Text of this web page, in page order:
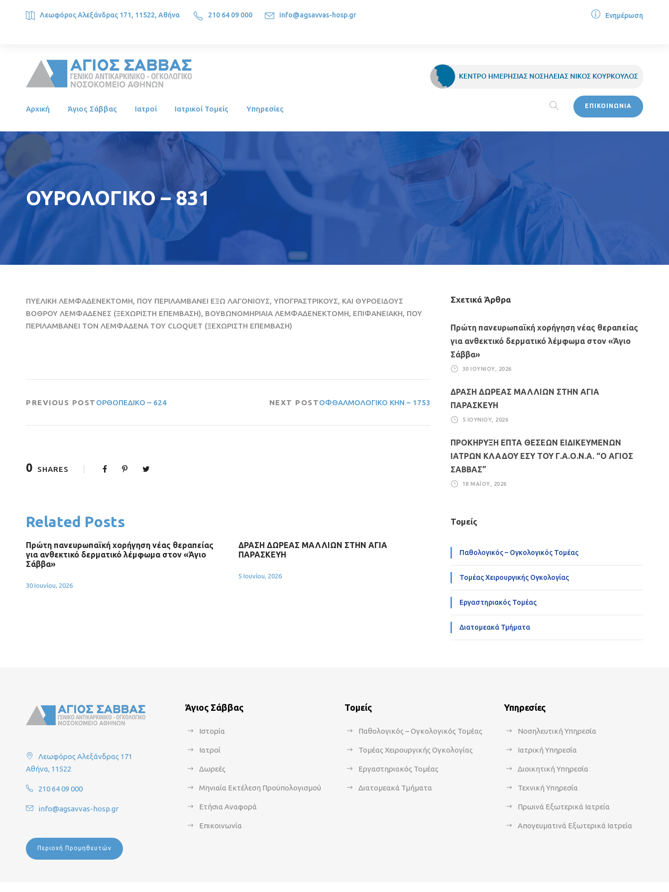
Λεωφόρος Αλεξάνδρας 171, 11522, Αθήνα 210 64 09 000 info@agsavvas-hosp.gr Ενημέρωση
Αρχική Άγιος Σάββας Ιατροί Ιατρικοί Τομείς Υπηρεσίες ΕΠΙΚΟΙΝΩΝΙΑ
ΟΥΡΟΛΟΓΙΚΟ – 831
ΠΥΕΛΙΚΗ ΛΕΜΦΑΔΕΝΕΚΤΟΜΗ, ΠΟΥ ΠΕΡΙΛΑΜΒΑΝΕΙ ΕΞΩ ΛΑΓΟΝΙΟΥΣ, ΥΠΟΓΡΑΣΤΡΙΚΟΥΣ, ΚΑΙ ΘΥΡΟΕΙΔΟΥΣ
ΒΟΘΡΟΥ ΛΕΜΦΑΔΕΝΕΣ (ΞΕΧΩΡΙΣΤΗ ΕΠΕΜΒΑΣΗ), ΒΟΥΒΩΝΟΜΗΡΙΑΙΑ ΛΕΜΦΑΔΕΝΕΚΤΟΜΗ, ΕΠΙΦΑΝΕΙΑΚΗ, ΠΟΥ
ΠΕΡΙΛΑΜΒΑΝΕΙ ΤΟΝ ΛΕΜΦΑΔΕΝΑ ΤΟΥ CLOQUET (ΞΕΧΩΡΙΣΤΗ ΕΠΕΜΒΑΣΗ)
PREVIOUS POST ΟΡΘΟΠΕΔΙΚΟ – 624 NEXT POSTΟΦΘΑΛΜΟΛΟΓΙΚΟ ΚΗΝ – 1753
0 SHARES
Related Posts
Πρώτη πανευρωπαϊκή χορήγηση νέας θεραπείας
για ανθεκτικό δερματικό λέμφωμα στον «Άγιο
Σάββα»
30 Ιουνίου, 2026
ΔΡΑΣΗ ΔΩΡΕΑΣ ΜΑΛΛΙΩΝ ΣΤΗΝ ΑΓΙΑ
ΠΑΡΑΣΚΕΥΗ
5 Ιουνίου, 2026
Σχετικά Άρθρα
Πρώτη πανευρωπαϊκή χορήγηση νέας θεραπείας
για ανθεκτικό δερματικό λέμφωμα στον «Άγιο
Σάββα»
30 ΙΟΥΝΊΟΥ, 2026
ΔΡΑΣΗ ΔΩΡΕΑΣ ΜΑΛΛΙΩΝ ΣΤΗΝ ΑΓΙΑ
ΠΑΡΑΣΚΕΥΗ
5 ΙΟΥΝΊΟΥ, 2026
ΠΡΟΚΗΡΥΞΗ ΕΠΤΑ ΘΕΣΕΩΝ ΕΙΔΙΚΕΥΜΕΝΩΝ
ΙΑΤΡΩΝ ΚΛΑΔΟΥ ΕΣΥ ΤΟΥ Γ.Α.Ο.Ν.Α. “Ο ΑΓΙΟΣ
ΣΑΒΒΑΣ”
18 ΜΑΪ́ΟΥ, 2026
Τομείς
Παθολογικός – Ογκολογικός Τομέας
Τομέας Χειρουργικής Ογκολογίας
Εργαστηριακός Τομέας
Διατομεακά Τμήματα
Λεωφόρος Αλεξάνδρας 171
Αθήνα, 11522
210 64 09 000
info@agsavvas-hosp.gr
Περιοχή Προμηθευτών
Άγιος Σάββας
Ιστορία
Ιατροί
Δωρεές
Μηνιαία Εκτέλεση Προϋπολογισμού
Ετήσια Αναφορά
Επικοινωνία
Τομείς
Παθολογικός – Ογκολογικός Τομέας
Τομέας Χειρουργικής Ογκολογίας
Εργαστηριακός Τομέας
Διατομεακά Τμήματα
Υπηρεσίες
Νοσηλευτική Υπηρεσία
Ιατρική Υπηρεσία
Διοικητική Υπηρεσία
Τεχνική Υπηρεσία
Πρωινά Εξωτερικά Ιατρεία
Απογευματινά Εξωτερικά Ιατρεία